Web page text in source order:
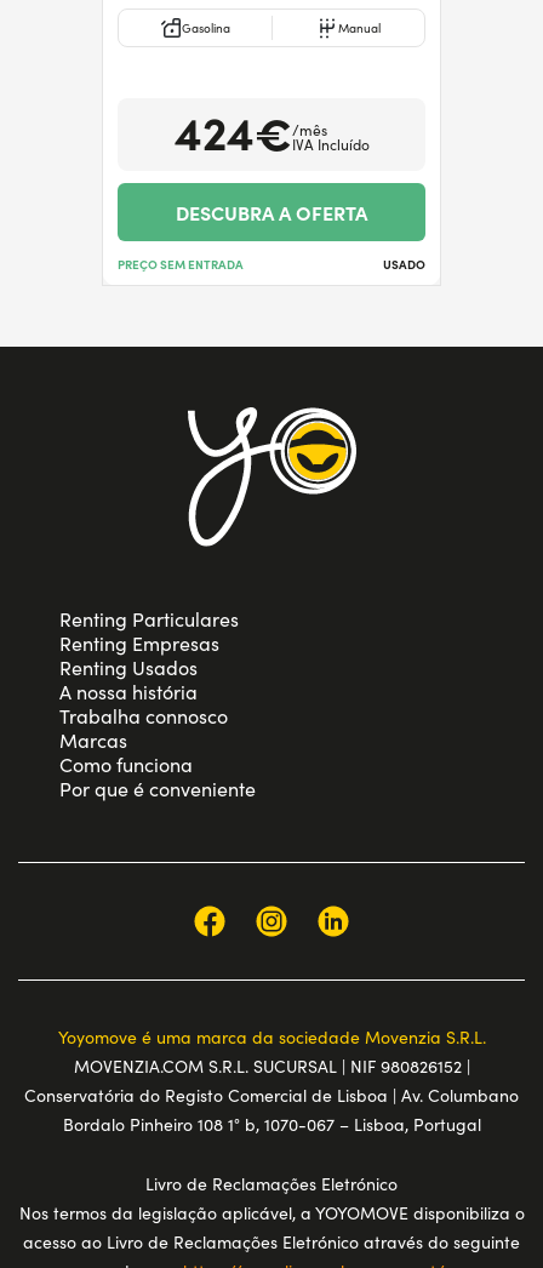
Gasolina Manual
424€/mês
IVA Incluído
DESCUBRA A OFERTA
PREÇO SEM ENTRADA USADO
Renting Particulares
Renting Empresas
Renting Usados
A nossa história
Trabalha connosco
Marcas
Como funciona
Por que é conveniente
Yoyomove é uma marca da sociedade Movenzia S.R.L.
MOVENZIA.COM S.R.L. SUCURSAL | NIF 980826152 |
Conservatória do Registo Comercial de Lisboa | Av. Columbano
Bordalo Pinheiro 108 1° b, 1070-067 – Lisboa, Portugal
Livro de Reclamações Eletrónico
Nos termos da legislação aplicável, a YOYOMOVE disponibiliza o
acesso ao Livro de Reclamações Eletrónico através do seguinte